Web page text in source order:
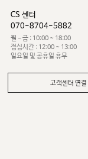
CS 센터
070-8704-5882
월 - 금 : 10:00 ~ 18:00
점심시간 : 12:00 ~ 13:00
일요일 및 공휴일 휴무
고객센터 연결